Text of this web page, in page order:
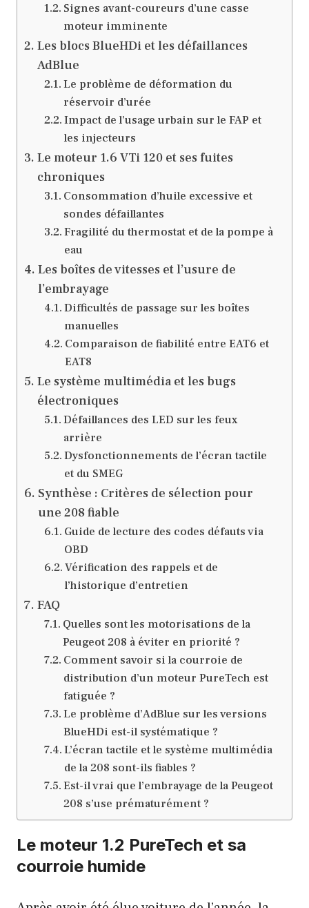
Signes avant-coureurs d’une casse
moteur imminente
Les blocs BlueHDi et les défaillances
AdBlue
Le problème de déformation du
réservoir d’urée
Impact de l’usage urbain sur le FAP et
les injecteurs
Le moteur 1.6 VTi 120 et ses fuites
chroniques
Consommation d’huile excessive et
sondes défaillantes
Fragilité du thermostat et de la pompe à
eau
Les boîtes de vitesses et l’usure de
l’embrayage
Difficultés de passage sur les boîtes
manuelles
Comparaison de fiabilité entre EAT6 et
EAT8
Le système multimédia et les bugs
électroniques
Défaillances des LED sur les feux
arrière
Dysfonctionnements de l’écran tactile
et du SMEG
Synthèse : Critères de sélection pour
une 208 fiable
Guide de lecture des codes défauts via
OBD
Vérification des rappels et de
l’historique d’entretien
FAQ
Quelles sont les motorisations de la
Peugeot 208 à éviter en priorité ?
Comment savoir si la courroie de
distribution d’un moteur PureTech est
fatiguée ?
Le problème d’AdBlue sur les versions
BlueHDi est-il systématique ?
L’écran tactile et le système multimédia
de la 208 sont-ils fiables ?
Est-il vrai que l’embrayage de la Peugeot
208 s’use prématurément ?
Le moteur 1.2 PureTech et sa
courroie humide